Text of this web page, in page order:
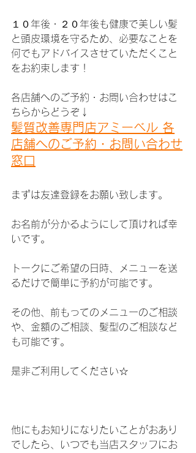
１０年後・２０年後も健康で美しい髪
と頭皮環境を守るため、必要なことを
何でもアドバイスさせていただくこと
をお約束します！
各店舗へのご予約・お問い合わせはこ
ちらからどうぞ↓
髪質改善専門店アミーベル 各
店舗へのご予約・お問い合わせ
窓口
まずは友達登録をお願い致します。
お名前が分かるようにして頂ければ幸
いです。
トークにご希望の日時、メニューを送
るだけで簡単に予約が可能です。
その他、前もってのメニューのご相談
や、金額のご相談、髪型のご相談など
も可能です。
是非ご利用してください☆
他にもお知りになりたいことがおあり
でしたら、いつでも当店スタッフにお